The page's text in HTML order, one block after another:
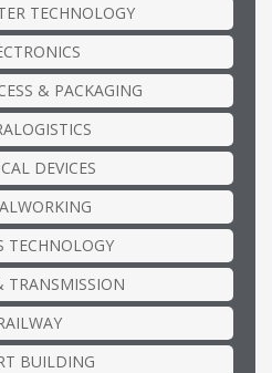
TECHNOLOGY
& PACKAGING
DEVICES
TECHNOLOGY
TRANSMISSION
BUILDING